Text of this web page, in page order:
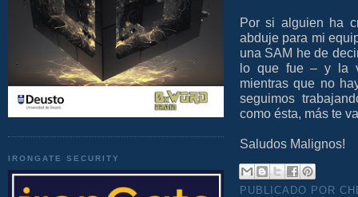
IRONGATE SECURITY
Por si alguien ha
abduje para mi
una SAM he de
lo que fue – y la
mientras que no
seguimos
como ésta, más te
Saludos Malignos!
PUBLICADO POR